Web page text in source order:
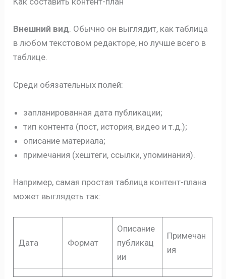
Внешний вид . Обычно он выглядит, как таблица
в любом текстовом редакторе, но лучше всего в
таблице.
Среди обязательных полей:
запланированная дата публикации;
тип контента (пост, история, видео и т.д.);
описание материала;
примечания (хештеги, ссылки, упоминания).
Например, самая простая таблица контент-плана
может выглядеть так:
Дата Формат
Описание
публикац
ии
Примечан
ия